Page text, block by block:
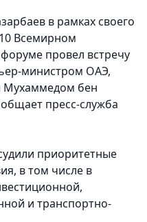
в рамках своего
Всемирном
провел встречу
министром ОАЭ,
Мухаммедом бен
пресс-служба
приоритетные
в том числе в
и транспортно-